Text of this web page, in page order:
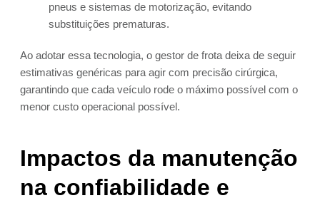
pneus e sistemas de motorização, evitando
substituições prematuras.
Ao adotar essa tecnologia, o gestor de frota deixa de seguir
estimativas genéricas para agir com precisão cirúrgica,
garantindo que cada veículo rode o máximo possível com o
menor custo operacional possível.
Impactos da manutenção
na confiabilidade e